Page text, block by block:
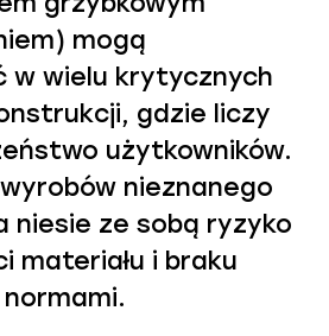
mogą
w wielu krytycznych
gdzie liczy
użytkowników.
nieznanego
niesie ze sobą ryzyko
materiału i braku